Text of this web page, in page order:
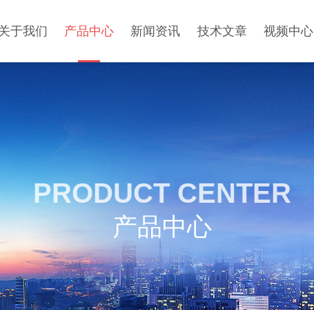
于我们 产品中心 新闻资讯 技术文章 视频中心
PRODUCT CENTER
产品中心